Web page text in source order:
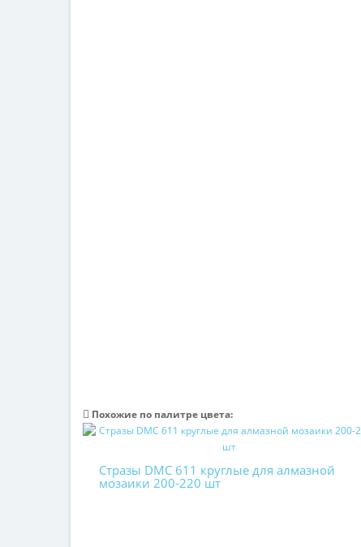
Похожие по палитре цвета:
Стразы DMC 611 круглые для алмазной
мозаики 200-220 шт